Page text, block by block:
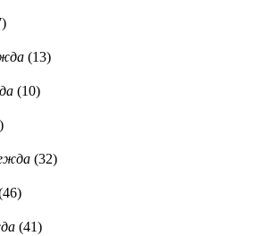
(13)
(10)
(32)
(41)